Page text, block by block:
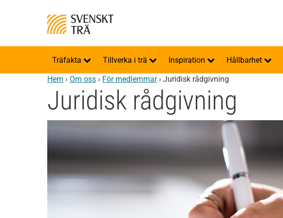
Träfakta Tillverka i trä Inspiration Hållbarhet
Hem › Om oss › För medlemmar› Juridisk rådgivning
Juridisk rådgivning